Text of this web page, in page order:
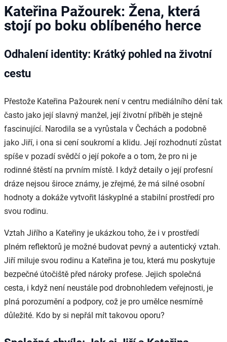
Kateřina Pažourek: Žena, která
stojí po boku oblíbeného herce
Odhalení identity: Krátký pohled na životní
cestu
Přestože Kateřina Pažourek není v centru mediálního dění tak
často jako její slavný manžel, její životní příběh je stejně
fascinující. Narodila se a vyrůstala v Čechách a podobně
jako Jiří, i ona si cení soukromí a klidu. Její rozhodnutí zůstat
spíše v pozadí svědčí o její pokoře a o tom, že pro ni je
rodinné štěstí na prvním místě. I když detaily o její profesní
dráze nejsou široce známy, je zřejmé, že má silné osobní
hodnoty a dokáže vytvořit láskyplné a stabilní prostředí pro
svou rodinu.
Vztah Jiřího a Kateřiny je ukázkou toho, že i v prostředí
plném reflektorů je možné budovat pevný a autentický vztah.
Jiří miluje svou rodinu a Kateřina je tou, která mu poskytuje
bezpečné útočiště před nároky profese. Jejich společná
cesta, i když není neustále pod drobnohledem veřejnosti, je
plná porozumění a podpory, což je pro umělce nesmírně
důležité. Kdo by si nepřál mít takovou oporu?